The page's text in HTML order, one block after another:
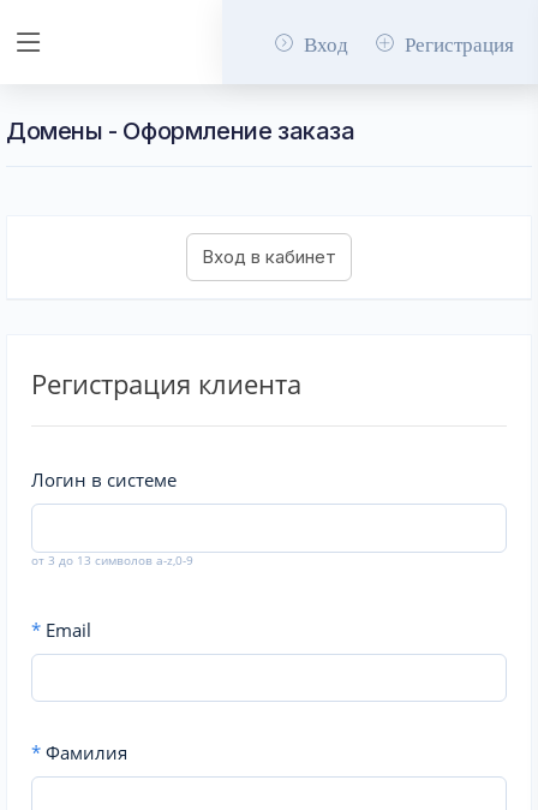
Вход Регистрация
Домены - Оформление заказа
Регистрация клиента
Логин в системе
от 3 до 13 символов a-z,0-9
* Email
* Фамилия